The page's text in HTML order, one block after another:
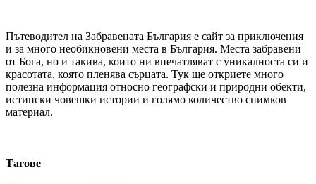
Пътеводител на Забравената България е сайт за приключения
и за много необикновени места в България. Места забравени
от Бога, но и такива, които ни впечатляват с уникалноста си и
красотата, която пленява сърцата. Тук ще откриете много
полезна информация относно географски и природни обекти,
истински човешки истории и голямо количество снимков
материал.
Тагове